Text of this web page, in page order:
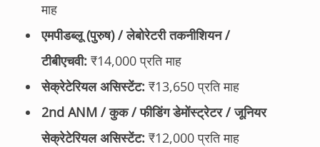
माह
एमपीडब्लू (पुरुष) / लेबोरेटरी तकनीशियन /
टीबीएचवी: ₹14,000 प्रति माह
सेक्रेटेरियल असिस्टेंट: ₹13,650 प्रति माह
2nd ANM / कुक / फीडिंग डेमोंस्ट्रेटर / जूनियर
सेक्रेटेरियल असिस्टेंट: ₹12,000 प्रति माह